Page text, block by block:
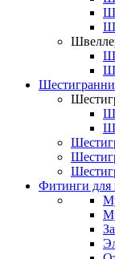
Фитинги для